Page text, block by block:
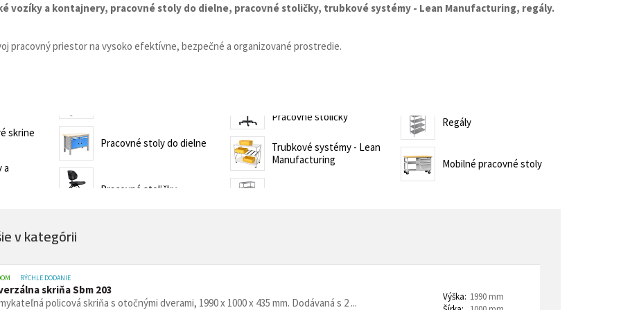
Masážne ležadlá
Nemocničné postele
Zdravotnícke a ošetrovacie nočné stolíky
Infúzne stojany
určením
Vešiaky
regály
Regály do obchodu
stop prevádzky
Stoličky pre gastro a horeca
vozíky a kontajnery, pracovné stoly do dielne, pracovné stoličky, trubkové systémy - Lean Manufacturing, regály.
pracovný priestor na vysoko efektívne, bezpečné a organizované prostredie.
skrine
a
Pracovné stoly do dielne
Pracovné stoličky
Trubkové systémy - Lean
Manufacturing
Regály
Mobilné pracovné stoly
v kategórii
RÝCHLE DODANIE
skriňa Sbm 203
policová skriňa s otočnými dverami, 1990 x 1000 x 435 mm. Dodávaná s 2 ...
Výška: 1990 mm